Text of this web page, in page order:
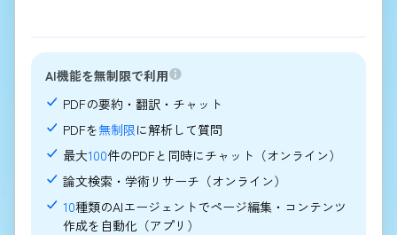
AI機能を無制限で利用
PDFの要約・翻訳・チャット
PDFを無制限に解析して質問
最大100件のPDFと同時にチャット（オンライン）
論文検索・学術リサーチ（オンライン）
10種類のAIエージェントでページ編集・コンテンツ
作成を自動化（アプリ）